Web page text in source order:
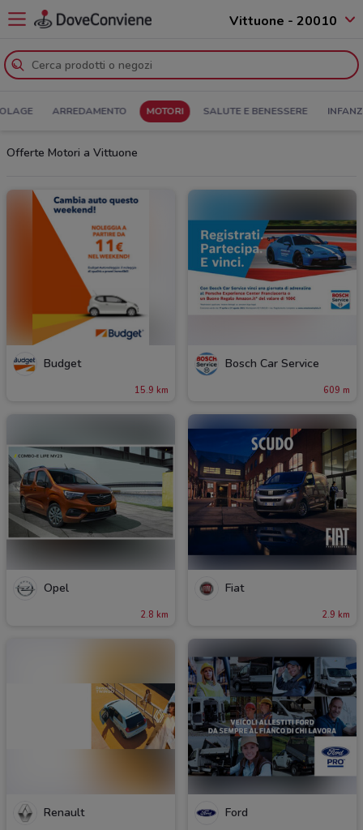
Vittuone - 20010
ARREDAMENTO MOTORI SALUTE E BENESSERE
Offerte Motori a Vittuone
Budget
15.9 km
Bosch Car Service
609 m
Opel
2.8 km
Fiat
2.9 km
Renault Ford